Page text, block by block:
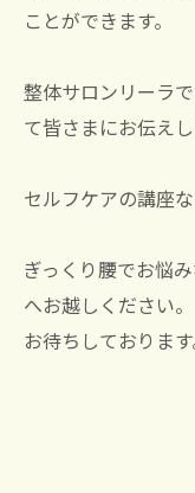
ことができます。
整体サロンリーラ
て皆さまにお伝えし
セルフケアの講座
ぎっくり腰でお悩
へお越しください。
お待ちしております